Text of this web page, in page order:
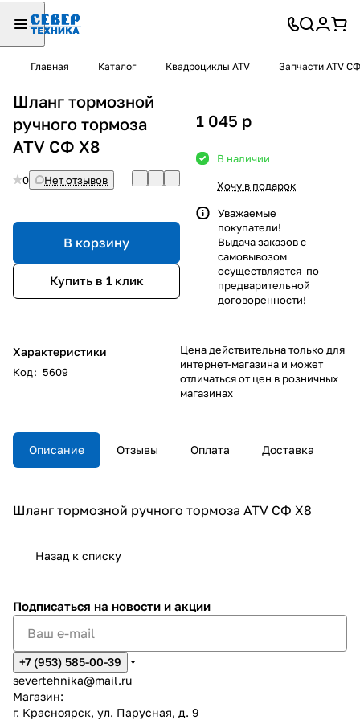
Главная Каталог Квадроциклы ATV Запчасти ATV СФ
Шланг тормозной
ручного тормоза
ATV СФ X8
0 Нет отзывов
В корзину
Купить в 1 клик
Характеристики
Код: 5609
1 045 p
В наличии
Хочу в подарок
Уважаемые
покупатели!
Выдача заказов с
самовывозом
осуществляется по
предварительной
договоренности!
Цена действительна только для
интернет-магазина и может
отличаться от цен в розничных
магазинах
Описание Отзывы Оплата Доставка
Шланг тормозной ручного тормоза ATV СФ X8
Назад к списку
Подписаться на новости и акции
+7 (953) 585-00-39
severtehnika@mail.ru
Магазин:
г. Красноярск, ул. Парусная, д. 9